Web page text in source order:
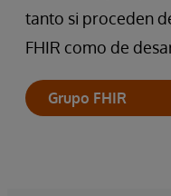
tanto si proceden
FHIR como de
Grupo FHIR